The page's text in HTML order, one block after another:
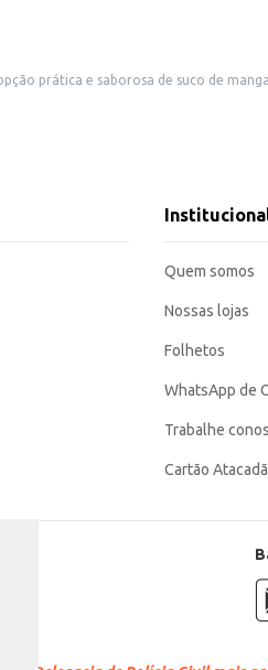
pronto para consumo ou preparo. Sua embalagem de 1 litro é ideal
conveniente e saborosa para
que o oferece.
Quem somos
Nossas lojas
Folhetos
WhatsApp de
Trabalhe
Cartão